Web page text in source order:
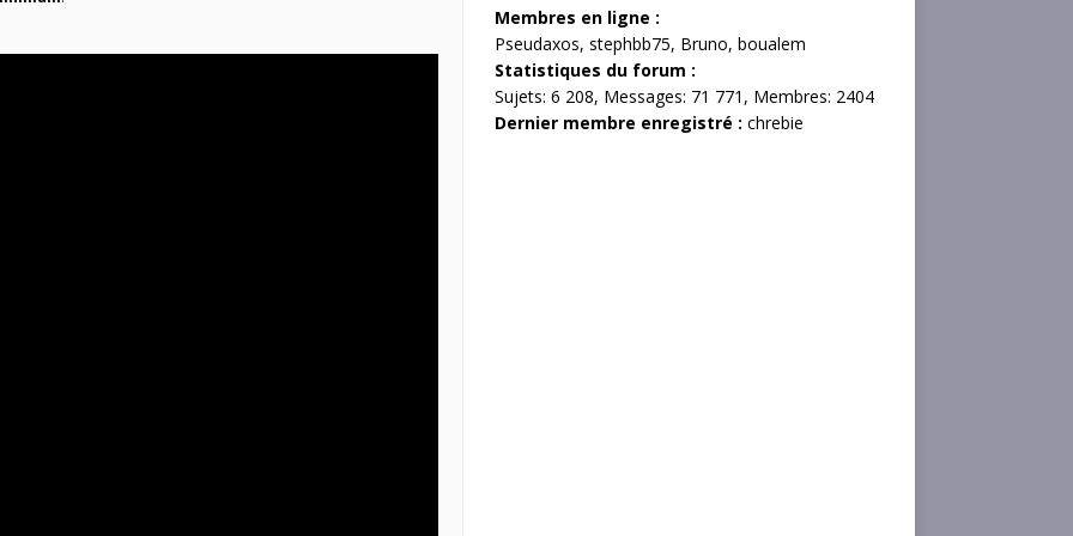
Membres en ligne :
Pseudaxos, stephbb75, Bruno, boualem
Statistiques du forum :
Sujets: 6 208, Messages: 71 771, Membres: 2404
Dernier membre enregistré : chrebie